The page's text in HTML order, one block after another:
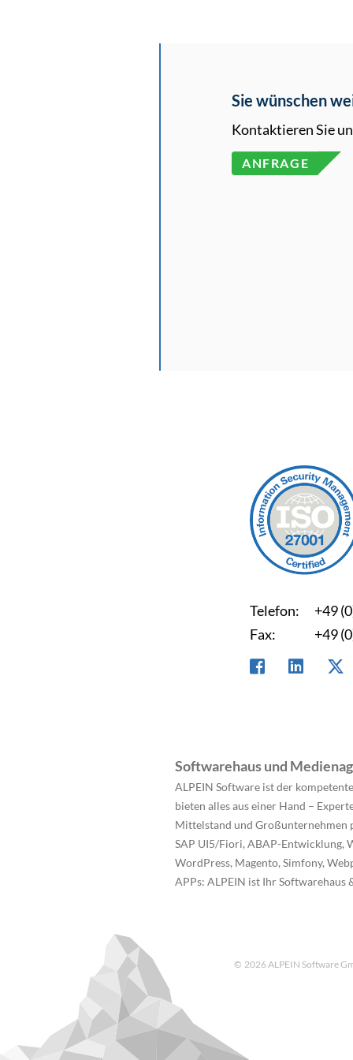
Sie wünschen
Kontaktieren Sie
ANFRAGE
Telefon:
+49
Fax:
+49
Softwarehaus und
ALPEIN Software ist der
bieten alles aus einer Hand –
Mittelstand und Großunternehmen
SAP UI5/Fiori, ABAP-Entwicklung,
WordPress, Magento, Simfony,
APPs: ALPEIN ist Ihr Softwarehaus
© 2026 ALPEIN Software